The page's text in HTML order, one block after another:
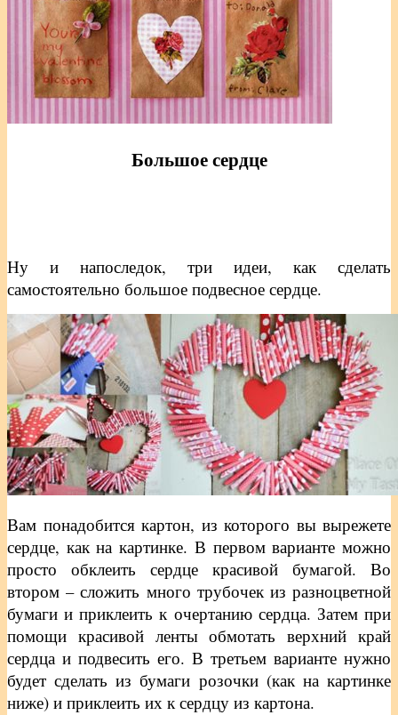
Большое сердце
Ну и напоследок, три идеи, как сделать
самостоятельно большое подвесное сердце.
Вам понадобится картон, из которого вы вырежете
сердце, как на картинке. В первом варианте можно
просто обклеить сердце красивой бумагой. Во
втором – сложить много трубочек из разноцветной
бумаги и приклеить к очертанию сердца. Затем при
помощи красивой ленты обмотать верхний край
сердца и подвесить его. В третьем варианте нужно
будет сделать из бумаги розочки (как на картинке
ниже) и приклеить их к сердцу из картона.